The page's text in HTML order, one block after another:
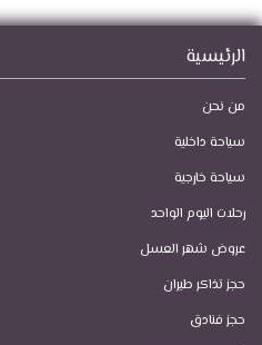
الرئيسية
من نحن
سياحة داخلية
سياحة خارجية
رحلات اليوم الواحد
عروض شهر العسل
حجز تذاكر طيران
حجز فنادق